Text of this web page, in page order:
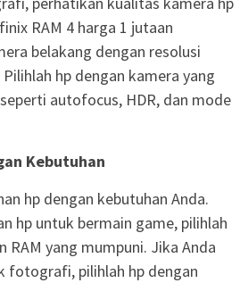
RAM 4 harga 1 jutaan
belakang dengan resolusi
hp dengan kamera yang
autofocus, HDR, dan mode
Kebutuhan
hp dengan kebutuhan Anda.
hp untuk bermain game, pilihlah
RAM yang mumpuni. Jika Anda
fotografi, pilihlah hp dengan